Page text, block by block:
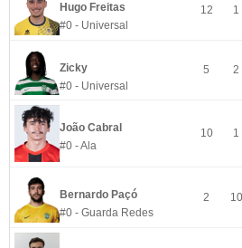
Hugo Freitas
#0 - Universal
12 1
Zicky
#0 - Universal
5 2
João Cabral
#0 - Ala
10 1
Bernardo Paçó
#0 - Guarda Redes
2 10